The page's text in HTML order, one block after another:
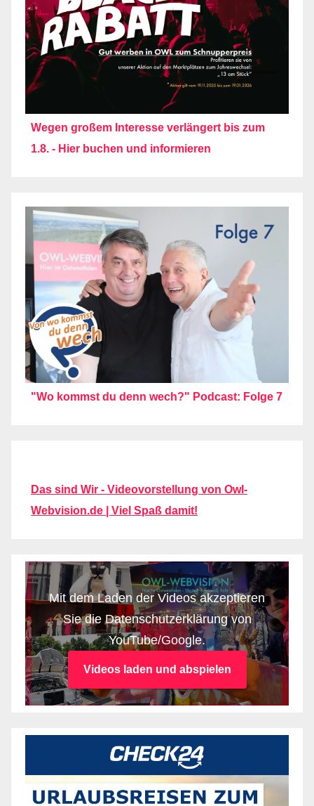
Wegen großem Interesse verlängert bis zum
1.8. - Hier buchen und informieren
"Wo kommst du denn wech?" Podcast: Folge 7
Das sind Wir - Videovorstellung von Owl-
Webvision.de | Viel Spaß damit!
Mit dem Laden der Videos akzeptieren
Sie die Datenschutzerklärung von
YouTube/Google.
Videos laden und abspielen